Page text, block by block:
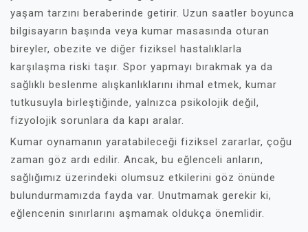
yaşam tarzını beraberinde getirir. Uzun saatler boyunca
bilgisayarın başında veya kumar masasında oturan
bireyler, obezite ve diğer fiziksel hastalıklarla
karşılaşma riski taşır. Spor yapmayı bırakmak ya da
sağlıklı beslenme alışkanlıklarını ihmal etmek, kumar
tutkusuyla birleştiğinde, yalnızca psikolojik değil,
fizyolojik sorunlara da kapı aralar.
Kumar oynamanın yaratabileceği fiziksel zararlar, çoğu
zaman göz ardı edilir. Ancak, bu eğlenceli anların,
sağlığımız üzerindeki olumsuz etkilerini göz önünde
bulundurmamızda fayda var. Unutmamak gerekir ki,
eğlencenin sınırlarını aşmamak oldukça önemlidir.